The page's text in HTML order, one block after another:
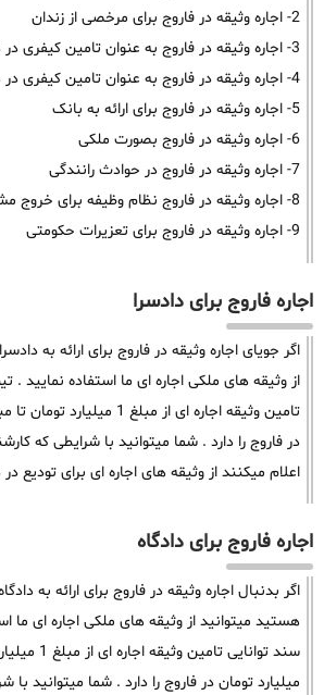
2- اجاره وثیقه در فاروج برای مرخصی از زندان
3- اجاره وثیقه در فاروج به عنوان تامین کیفری در دادسرا
4- اجاره وثیقه در فاروج به عنوان تامین کیفری در دادگاه
5- اجاره وثیقه در فاروج برای ارائه به بانک
6- اجاره وثیقه در فاروج بصورت ملکی
7- اجاره وثیقه در فاروج در حوادث رانندگی
8- اجاره وثیقه در فاروج نظام وظیفه برای خروج مشمولان سربازی از کشور
9- اجاره وثیقه در فاروج برای تعزیرات حکومتی
اجاره فاروج برای دادسرا
اگر جویای اجاره وثیقه در فاروج برای ارائه به
از وثیقه های ملکی اجاره ای ما استفاده نمایید .
در فاروج را دارد . شما میتوانید با شرایطی که
اعلام میکنند از وثیقه های اجاره ای برای تودیع
اجاره فاروج برای دادگاه
اگر بدنبال اجاره وثیقه در فاروج برای ارائه به
هستید میتوانید از وثیقه های ملکی اجاره ای ما
میلیارد تومان در فاروج را دارد . شما میتوانید